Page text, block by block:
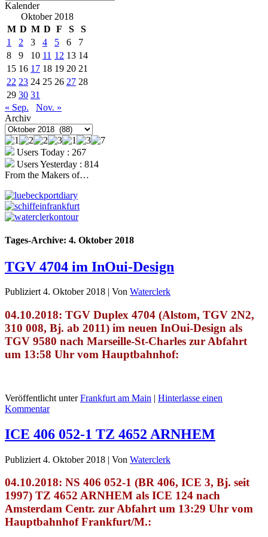
Kalender
Oktober 2018
M D M D F S
S
1
2 3 4 5 6
7
8
9 10 11 12 13 14
15 16 17 18 19 20 21
22 23 24 25 26 27 28
29 30 31
« Sep.
Nov. »
Archiv
Archiv
Users Today : 267
Users Yesterday : 814
From the Makers of…
Tages-Archive: 4. Oktober 2018
TGV 4704 im InOui-Design
Publiziert 4. Oktober 2018 | Von Waterclerk
04.10.2018: TGV Duplex 4704 (Alstom, TGV 2N2,
310 008, Bj. ab 2011) im neuen InOui-Design als
TGV 9580 nach Marseille-St-Charles zur Abfahrt
um 13:58 Uhr vom Hauptbahnhof:
Veröffentlicht unter Frankfurt am Main | Hinterlasse einen
Kommentar
ICE 406 052-1 TZ 4652 ARNHEM
Publiziert 4. Oktober 2018 | Von Waterclerk
04.10.2018: NS 406 052-1 (BR 406, ICE 3, Bj. seit
1997) TZ 4652 ARNHEM als ICE 124 nach
Amsterdam Centr. zur Abfahrt um 13:29 Uhr vom
Hauptbahnhof Frankfurt/M.: